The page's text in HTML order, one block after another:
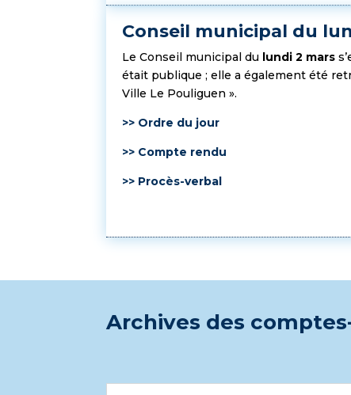
Conseil municipal du
Le Conseil municipal du lundi 2 mars
était publique ; elle a également été
Ville Le Pouliguen ».
>> Ordre du jour
>> Compte rendu
>> Procès-verbal
Archives des